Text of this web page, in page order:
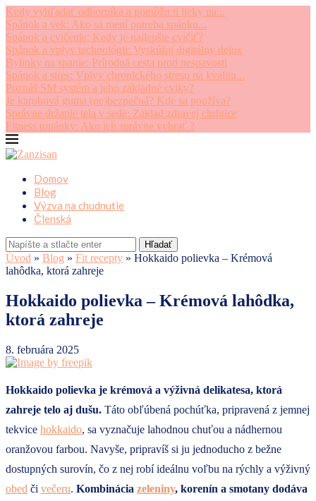
Kedy vyhľadať odborníka a pomôžu ti lieky na...
Spánok a vek: Ako sa mení potreba spánku...
Spánok a cvičenie: Kedy je najlepšie cvičiť?
Spánok a vplyv technológii: Vyskúšaj digitálny detox
Bylinky na spanie: Prírodná cesta proti nespavosti
Spánok a stres: Vplyv chronického stresu na kvalitu...
Poznáš SM systém a jeho základné cviky?
Je karobová guma (ne)bezpečná? Kde sa používa?
Správne držanie tela v sede: Základ zdravej chrbtice
Fitness topánky: Ako ich správne vybrať ?
Domov
Blog
Výzva na chudnutie
Členská
Hľadať
Úvod » Blog » Fit recepty » Hokkaido polievka – Krémová
lahôdka, ktorá zahreje
Hokkaido polievka – Krémová lahôdka,
ktorá zahreje
8. februára 2025
Hokkaido polievka je krémová a výživná delikatesa, ktorá
zahreje telo aj dušu. Táto obľúbená pochúťka, pripravená z jemnej
tekvice hokkaido, sa vyznačuje lahodnou chuťou a nádhernou
oranžovou farbou. Navyše, pripravíš si ju jednoducho z bežne
dostupných surovín, čo z nej robí ideálnu voľbu na rýchly a výživný
obed či večeru. Kombinácia zeleniny, korenín a smotany dodáva